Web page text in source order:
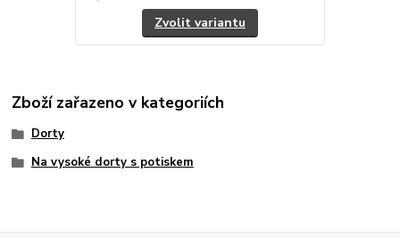
Zvolit variantu
Zboží zařazeno v kategoriích
Dorty
Na vysoké dorty s potiskem